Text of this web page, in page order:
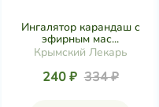
Ингалятор карандаш с
эфирным мас...
Крымский Лекарь
240 ₽ 334 ₽